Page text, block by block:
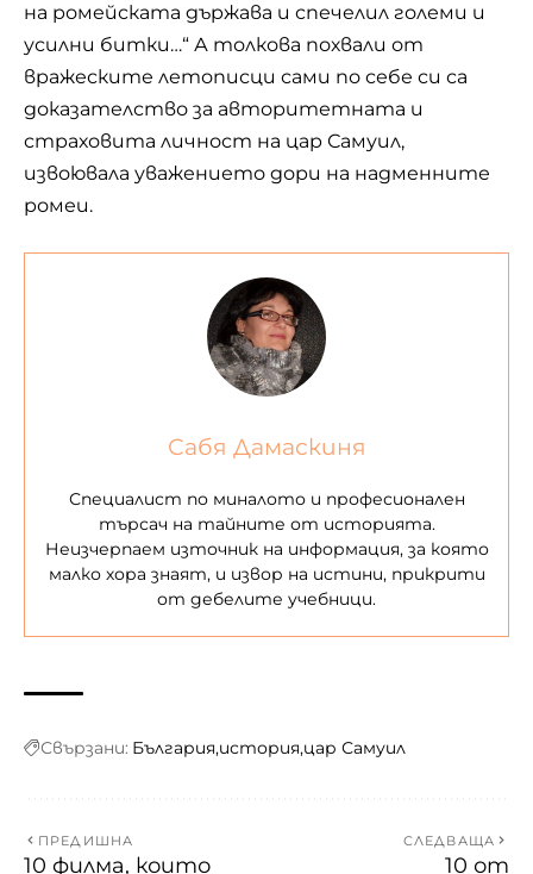
на ромейската държава и спечелил големи и
усилни битки…“ А толкова похвали от
вражеските летописци сами по себе си са
доказателство за авторитетната и
страховита личност на цар Самуил,
извоювала уважението дори на надменните
ромеи.
Сабя Дамаскиня
Специалист по миналото и професионален
търсач на тайните от историята.
Неизчерпаем източник на информация, за която
малко хора знаят, и извор на истини, прикрити
от дебелите учебници.
Свързани: България история цар Самуил
ПРЕДИШНА
10 филма, които
СЛЕДВАЩА
10 от